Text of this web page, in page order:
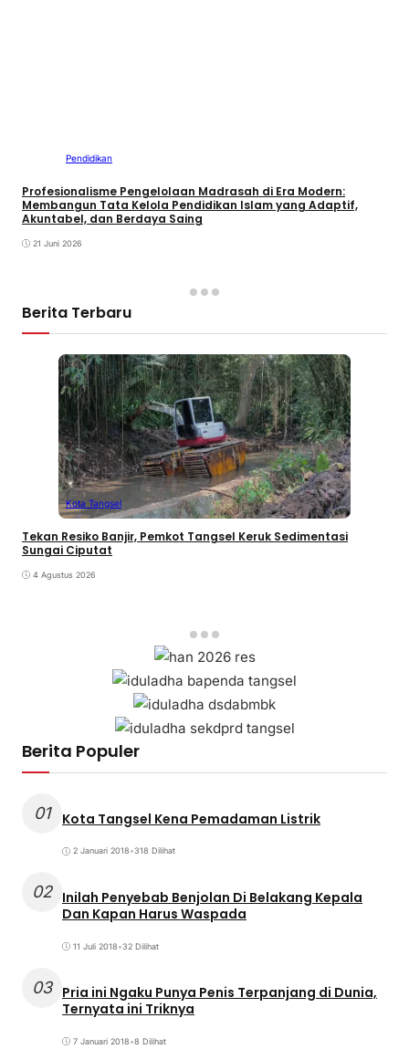
Pendidikan
Profesionalisme Pengelolaan Madrasah di Era Modern:
Membangun Tata Kelola Pendidikan Islam yang Adaptif,
Akuntabel, dan Berdaya Saing
21 Juni 2026
Berita Terbaru
Kota Tangsel
Tekan Resiko Banjir, Pemkot Tangsel Keruk Sedimentasi
Sungai Ciputat
4 Agustus 2026
Berita Populer
01 Kota Tangsel Kena Pemadaman Listrik
2 Januari 2018•318 Dilihat
02 Inilah Penyebab Benjolan Di Belakang Kepala
Dan Kapan Harus Waspada
11 Juli 2018•32 Dilihat
03 Pria ini Ngaku Punya Penis Terpanjang di Dunia,
Ternyata ini Triknya
7 Januari 2018•8 Dilihat